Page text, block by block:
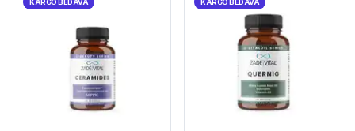
KARGO BEDAVA KARGO BEDAVA